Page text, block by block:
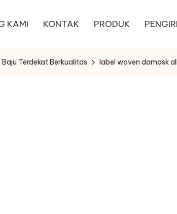
KAMI KONTAK PRODUK
Terdekat Berkualitas label woven damask all